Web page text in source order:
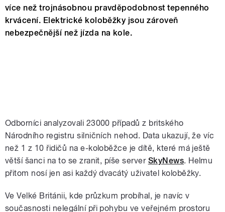
více než trojnásobnou pravděpodobnost tepenného
krvácení. Elektrické koloběžky jsou zároveň
nebezpečnější než jízda na kole.
Odborníci analyzovali 23000 případů z britského
Národního registru silničních nehod. Data ukazují, že víc
než 1 z 10 řidičů na e-koloběžce je dítě, které má ještě
větší šanci na to se zranit, píše server SkyNews. Helmu
přitom nosí jen asi každý dvacátý uživatel koloběžky.
Ve Velké Británii, kde průzkum probíhal, je navíc v
současnosti nelegální při pohybu ve veřejném prostoru